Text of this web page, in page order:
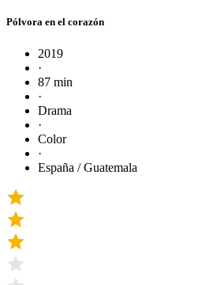
Pólvora en el corazón
2019
·
87 min
·
Drama
·
Color
·
España / Guatemala